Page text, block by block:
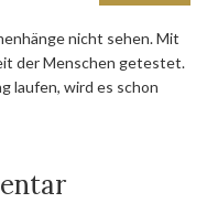
nicht sehen. Mit
der Menschen getestet.
laufen, wird es schon